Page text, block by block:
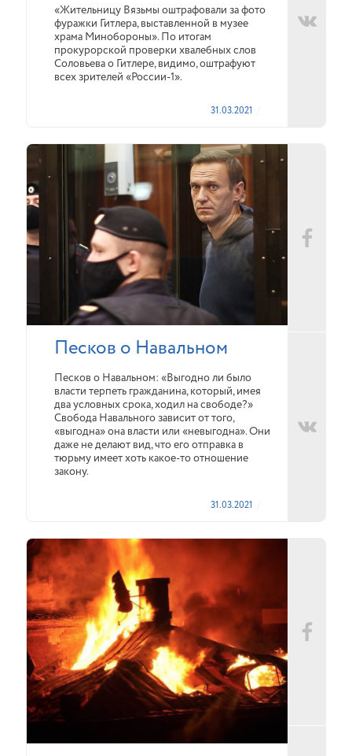
«Жительницу Вязьмы оштрафовали за фото
фуражки Гитлера, выставленной в музее
храма Минобороны». По итогам
прокурорской проверки хвалебных слов
Соловьева о Гитлере, видимо, оштрафуют
всех зрителей «России-1».
31.03.2021
Песков о Навальном
Песков о Навальном: «Выгодно ли было
власти терпеть гражданина, который, имея
два условных срока, ходил на свободе?»
Свобода Навального зависит от того,
«выгодна» она власти или «невыгодна». Они
даже не делают вид, что его отправка в
тюрьму имеет хоть какое-то отношение
закону.
31.03.2021